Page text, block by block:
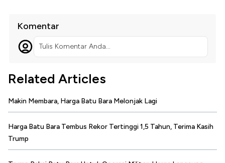
Komentar
Tulis Komentar Anda...
Related Articles
Makin Membara, Harga Batu Bara Melonjak Lagi
Harga Batu Bara Tembus Rekor Tertinggi 1,5 Tahun, Terima Kasih
Trump